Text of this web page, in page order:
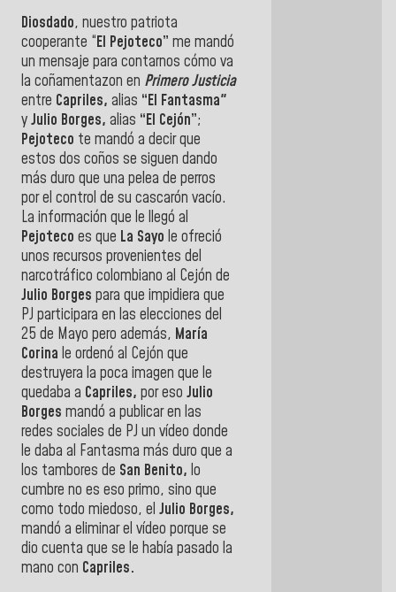
Diosdado, nuestro patriota
cooperante “El Pejoteco” me mandó
un mensaje para contarnos cómo va
la coñamentazon en Primero Justicia
entre Capriles, alias “El Fantasma"
yJulio Borges, alias “El Cejón”;
Pejoteco te mandó a decir que
estos dos coños se siguen dando
más duro que una pelea de perros
por el control de su cascarón vacío.
La información que le llegó al
Pejoteco es que La Sayo le ofreció
unos recursos provenientes del
narcotráfico colombiano al Cejón de
Julio Borges para que impidiera que
PJ participara en las elecciones del
25 de Mayo pero además, María
Corina le ordenó al Cejón que
destruyera la poca imagen que le
quedaba a Capriles, por eso Julio
Borges mandó a publicar en las
redes sociales de PJ un vídeo donde
le daba al Fantasma más duro que a
los tambores de San Benito, lo
cumbre no es eso primo, sino que
como todo miedoso, el Julio Borges,
mandó a eliminar el vídeo porque se
dio cuenta que se le había pasado la
mano con Capriles.